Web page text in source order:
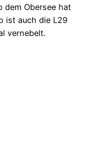
dem Obersee hat
ist auch die L29
vernebelt.